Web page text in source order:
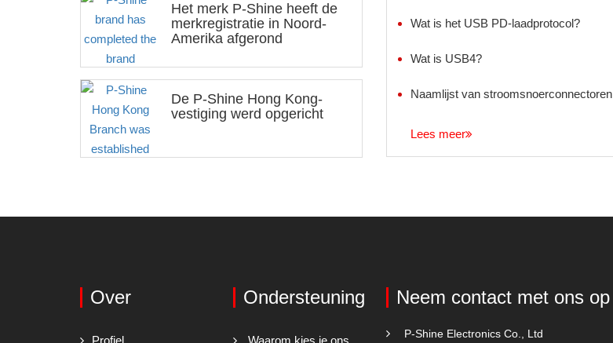
Het merk P-Shine heeft de
merkregistratie in Noord-
Amerika afgerond
De P-Shine Hong Kong-
vestiging werd opgericht
Wat is het USB PD-laadprotocol?
Wat is USB4?
Naamlijst van stroomsnoerconnectoren
Lees meer
Over
Profiel
Ondersteuning
Waarom kies je ons
Neem contact met ons op
P-Shine Electronics Co., Ltd